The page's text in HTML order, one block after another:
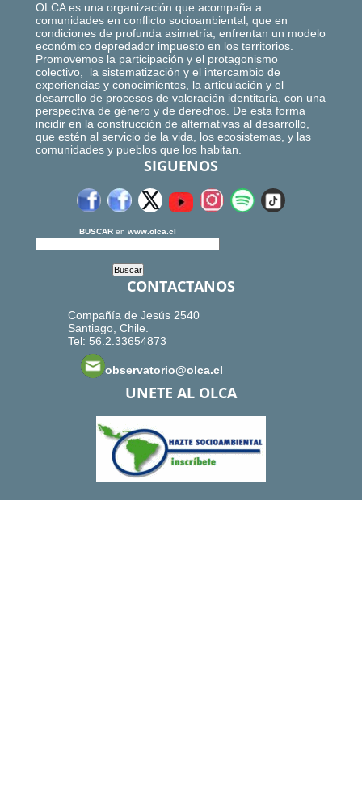
OLCA es una organización que acompaña a
comunidades en conflicto socioambiental, que en
condiciones de profunda asimetría, enfrentan un modelo
económico depredador impuesto en los territorios.
Promovemos la participación y el protagonismo
colectivo, la sistematización y el intercambio de
experiencias y conocimientos, la articulación y el
desarrollo de procesos de valoración identitaria, con una
perspectiva de género y de derechos. De esta forma
incidir en la construcción de alternativas al desarrollo,
que estén al servicio de la vida, los ecosistemas, y las
comunidades y pueblos que los habitan.
SIGUENOS
BUSCAR en www.olca.cl
CONTACTANOS
Compañía de Jesús 2540
Santiago, Chile.
Tel: 56.2.33654873
observatorio@olca.cl
UNETE AL OLCA